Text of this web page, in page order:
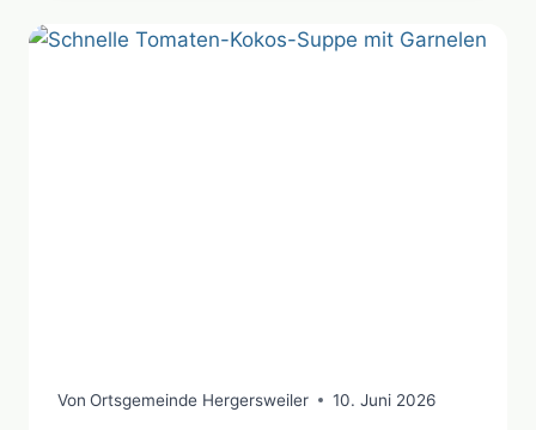
Von Ortsgemeinde Hergersweiler 10. Juni 2026